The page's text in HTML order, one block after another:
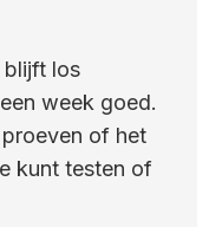
blijft los
week goed.
of het
kunt testen of